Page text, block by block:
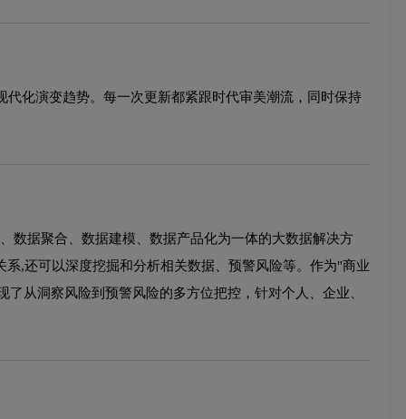
化演变趋势。每一次更新都紧跟时代审美潮流，同时保持
数据聚合、数据建模、数据产品化为一体的大数据解决方
,还可以深度挖掘和分析相关数据、预警风险等。作为"商业
从洞察风险到预警风险的多方位把控，针对个人、企业、